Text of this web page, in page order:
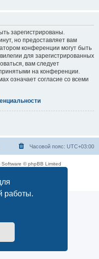
работы.
зарегистрированы.
но предоставляет вам
конференции могут быть
для зарегистрированных
вам следует
на конференции.
означает согласие со всеми
Часовой пояс: UTC+03:00
Software © phpBB Limited
|Правила